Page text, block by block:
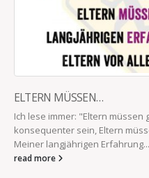
ELTERN MÜSSEN…
Ich lese immer: "Eltern
konsequenter sein, Eltern
Meiner langjährigen Erfahrung...
read more